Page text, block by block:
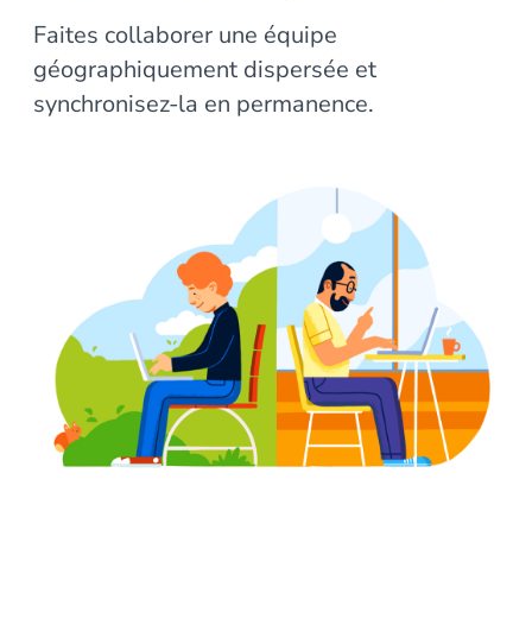
Faites collaborer une équipe
géographiquement dispersée et
synchronisez-la en permanence.